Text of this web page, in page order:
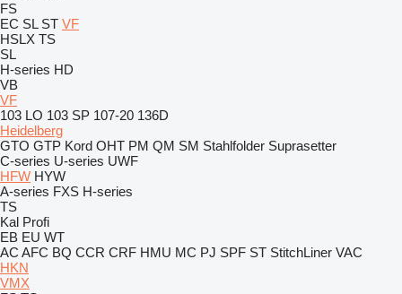
FS
EC SL ST VF
HSLX TS
SL
H-series HD
VB
VF
103 LO 103 SP 107-20 136D
Heidelberg
GTO GTP Kord OHT PM QM SM Stahlfolder Suprasetter
C-series U-series UWF
HFW HYW
A-series FXS H-series
TS
Kal Profi
EB EU WT
AC AFC BQ CCR CRF HMU MC PJ SPF ST StitchLiner VAC
HKN
VMX